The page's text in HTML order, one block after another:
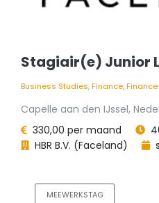
Stagiair(e) Junior
Business Studies, Finance, Finance
Capelle aan den IJssel,
330,00 per maand
HBR B.V. (Faceland)
MEEWERKSTAG